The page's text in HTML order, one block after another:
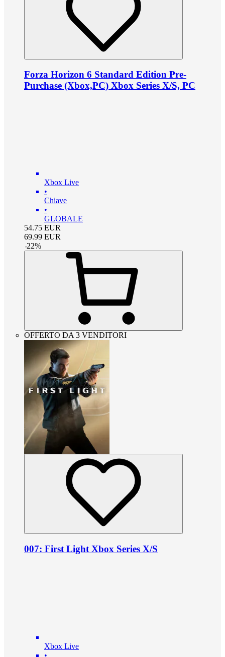
Forza Horizon 6 Standard Edition Pre-
Purchase (Xbox,PC) Xbox Series X/S, PC
Xbox Live
•
Chiave
•
GLOBALE
54.75 EUR
69.99 EUR
-22%
OFFERTO DA 3 VENDITORI
007: First Light Xbox Series X/S
Xbox Live
•